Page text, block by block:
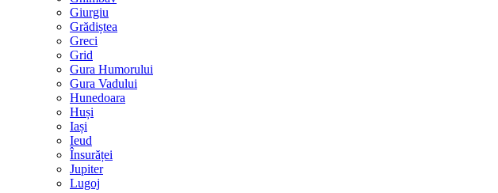
Giurgiu
Grădiștea
Greci
Grid
Gura Humorului
Gura Vadului
Hunedoara
Huși
Iași
Ieud
Însurăței
Jupiter
Lugoj